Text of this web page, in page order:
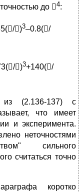
до 4:
)3–0.8(/
)3+140(/
из (2.136-137) с
что имеет
и эксперимента.
неточностями
сильного
считаться точно
коротко